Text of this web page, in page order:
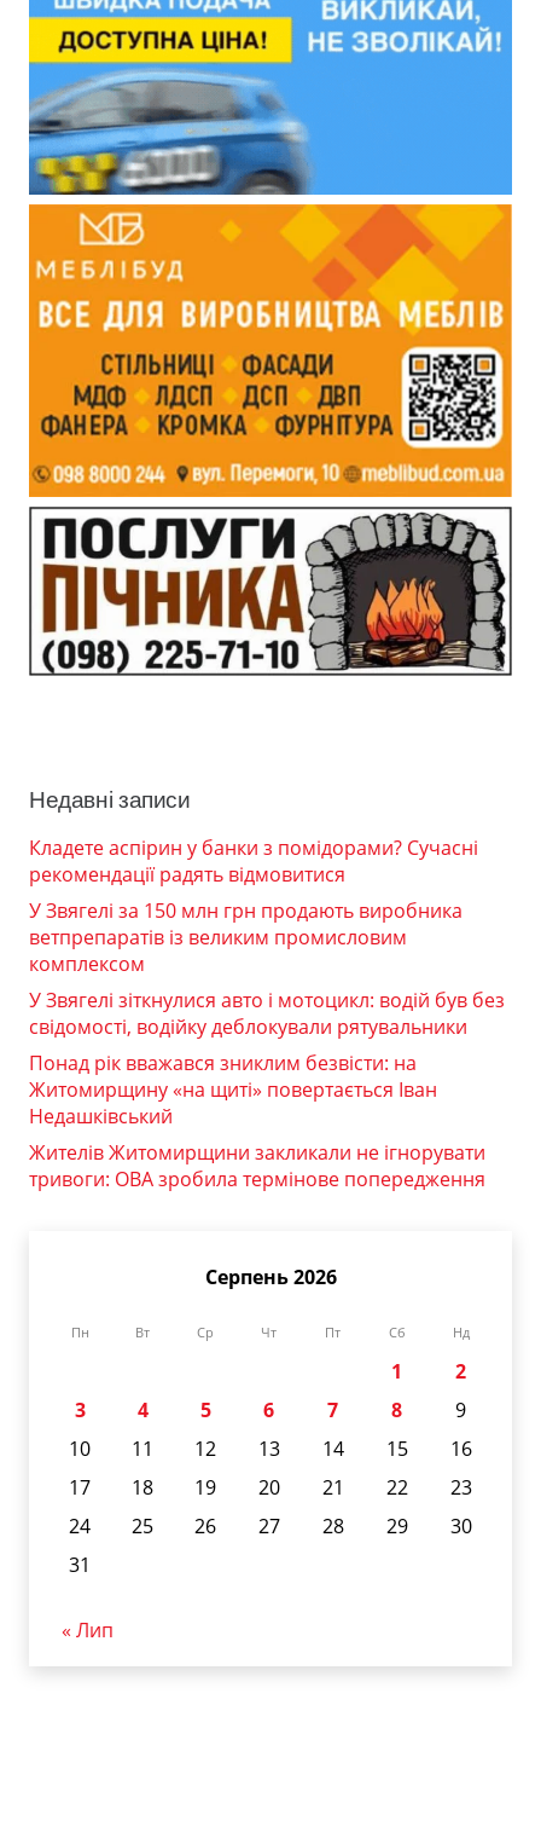
Недавні записи
Кладете аспірин у банки з помідорами? Сучасні
рекомендації радять відмовитися
У Звягелі за 150 млн грн продають виробника
ветпрепаратів із великим промисловим
комплексом
У Звягелі зіткнулися авто і мотоцикл: водій був без
свідомості, водійку деблокували рятувальники
Понад рік вважався зниклим безвісти: на
Житомирщину «на щиті» повертається Іван
Недашківський
Жителів Житомирщини закликали не ігнорувати
тривоги: ОВА зробила термінове попередження
Серпень 2026
Пн Вт Ср Чт Пт Сб Нд
1
2
3
4 5 6 7 8
9
10
11 12 13 14 15
16
17
18 19 20 21 22
23
24
25 26 27 28 29
30
31
« Лип